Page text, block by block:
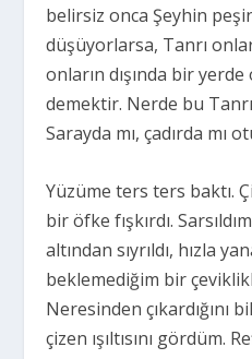
belirsiz onca Şeyhin
düşüyorlarsa, Tanrı
onların dışında bir
demektir. Nerde bu
Sarayda mı, çadırda mı
Yüzüme ters ters baktı.
bir öfke fışkırdı.
altından sıyrıldı, hızla
beklemediğim bir
Neresinden çıkardığını
çizen ışıltısını gördüm.